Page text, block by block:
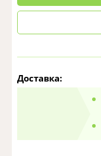
Доставка: